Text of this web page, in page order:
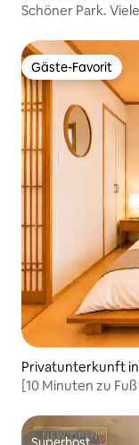
Schöner Park.
Gäste-Favorit
Gäste-Favorit
Privatunterkunft
[10 Minuten zu
Personen/2